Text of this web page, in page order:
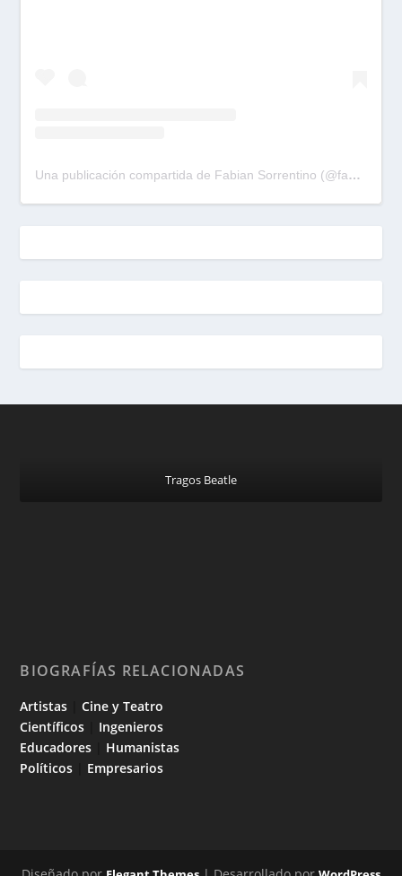
Una publicación compartida de Fabian Sorrentino (@fabiansonria)
Tragos Beatle
BIOGRAFÍAS RELACIONADAS
Artistas |Cine y Teatro
Científicos
Ingenieros
Educadores
Humanistas
Políticos
Empresarios